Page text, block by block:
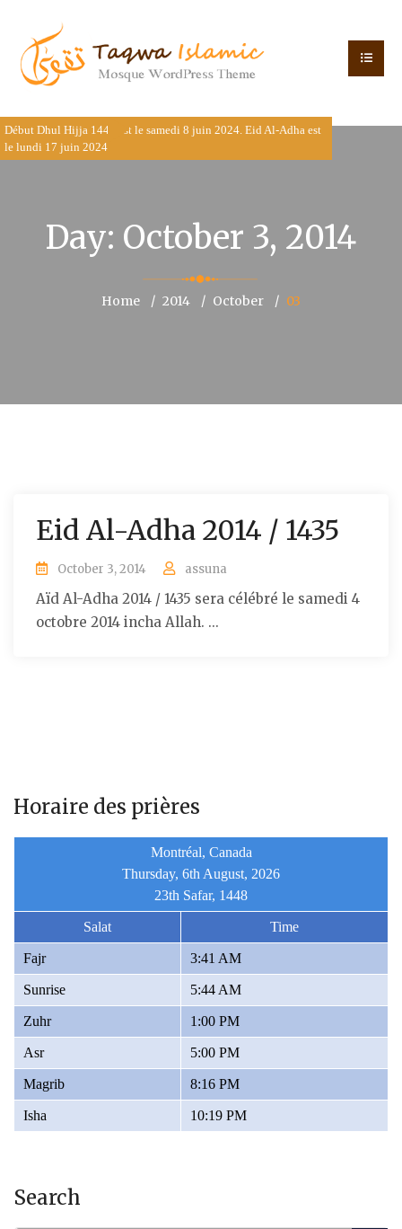
Début Dhul Hijja 1445 est le samedi 8 juin 2024. Eid Al-Adha est
le lundi 17 juin 2024
Day: October 3, 2014
Home 2014 October 03
Eid Al-Adha 2014 / 1435
October 3, 2014 assuna
Aïd Al-Adha 2014 / 1435 sera célébré le samedi 4
octobre 2014 incha Allah. ...
Horaire des prières
Montréal, Canada
Thursday, 6th August, 2026
23th Safar, 1448
Salat Time
Fajr 3:41 AM
Sunrise 5:44 AM
Zuhr 1:00 PM
Asr 5:00 PM
Magrib 8:16 PM
Isha 10:19 PM
Search